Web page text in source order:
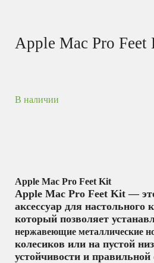
Apple Mac Pro Feet
В наличии
Apple Mac Pro Feet Kit
Apple Mac Pro Feet Kit —
аксессуар для настольного
который позволяет
нержавеющие металлические
колесиков или на пустой
устойчивости и